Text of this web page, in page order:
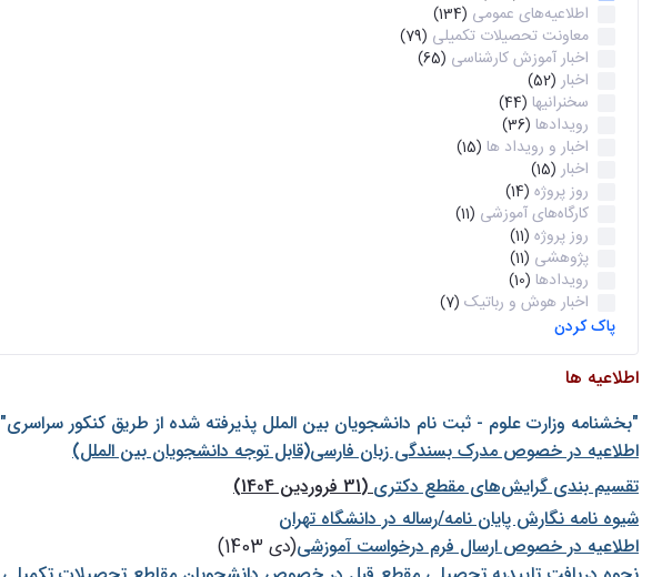
اطلاعیه‌های عمومی (134)
معاونت تحصیلات تکمیلی (79)
اخبار آموزش کارشناسی (65)
اخبار (52)
سخنرانیها (44)
رویدادها (36)
اخبار و رویداد ها (15)
اخبار (15)
روز پروژه (14)
کارگاه‌های آموزشی (11)
روز پروژه (11)
پژوهشی (11)
رویدادها (10)
اخبار هوش و رباتیک (7)
پاک کردن
اطلاعیه ها
"بخشنامه وزارت علوم - ثبت نام دانشجويان بين الملل پذيرفته شده از طريق كنكور سراسری"
اطلاعیه در خصوص مدرک بسندگی زبان فارسی(قابل توجه دانشجویان بین الملل)
تقسیم بندی گرایش‌های مقطع دکتری(31 فروردین 1404)
شيوه نامه نگارش پايان نامه/رساله در دانشگاه تهران
اطلاعیه در خصوص ارسال فرم درخواست آموزشی(دی 1403)